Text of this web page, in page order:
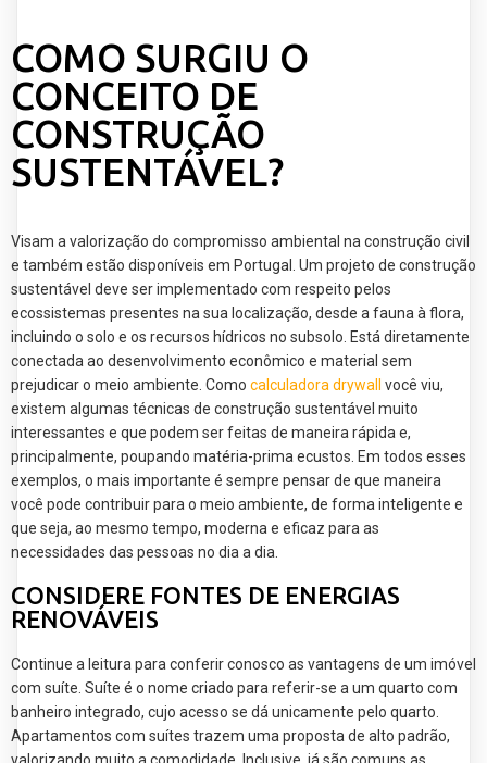
COMO SURGIU O
CONCEITO DE
CONSTRUÇÃO
SUSTENTÁVEL?
Visam a valorização do compromisso ambiental na construção civil
e também estão disponíveis em Portugal. Um projeto de construção
sustentável deve ser implementado com respeito pelos
ecossistemas presentes na sua localização, desde a fauna à flora,
incluindo o solo e os recursos hídricos no subsolo. Está diretamente
conectada ao desenvolvimento econômico e material sem
prejudicar o meio ambiente. Como calculadora drywall
você viu,
existem algumas técnicas de construção sustentável muito
interessantes e que podem ser feitas de maneira rápida e,
principalmente, poupando matéria-prima ecustos. Em todos esses
exemplos, o mais importante é sempre pensar de que maneira
você pode contribuir para o meio ambiente, de forma inteligente e
que seja, ao mesmo tempo, moderna e eficaz para as
necessidades das pessoas no dia a dia.
CONSIDERE FONTES DE ENERGIAS
RENOVÁVEIS
Continue a leitura para conferir conosco as vantagens de um imóvel
com suíte. Suíte é o nome criado para referir-se a um quarto com
banheiro integrado, cujo acesso se dá unicamente pelo quarto.
Apartamentos com suítes trazem uma proposta de alto padrão,
valorizando muito a comodidade. Inclusive, já são comuns as